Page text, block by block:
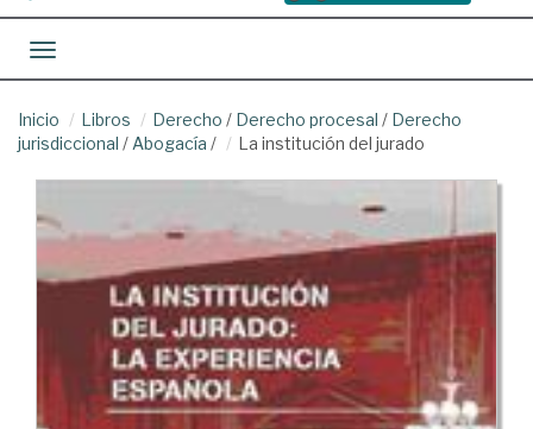
Toggle navigation
Inicio Libros Derecho / Derecho procesal / Derecho
jurisdiccional / Abogacía / La institución del jurado